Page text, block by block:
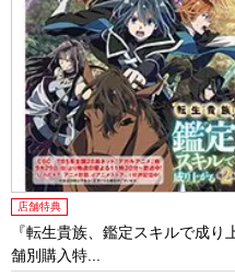
店舗特典
『転生貴族、鑑定スキルで成
舗別購入特...